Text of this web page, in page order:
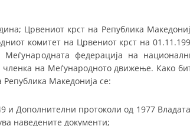
ИСТОРИЈАТ НА ДВИЖЕЊЕТО
СТРУКТУРА НА ОРГАНИЗАЦИЈАТА
ЧЛЕНСТВО ВО ПРОФЕСИОНАЛНИ ТЕЛА
Црвениот крст на Република
комитет на Црвениот крст на
федерација на
на Меѓународното движење. Како
Македонија се:
и Дополнителни протоколи од 1977
наведените документи;